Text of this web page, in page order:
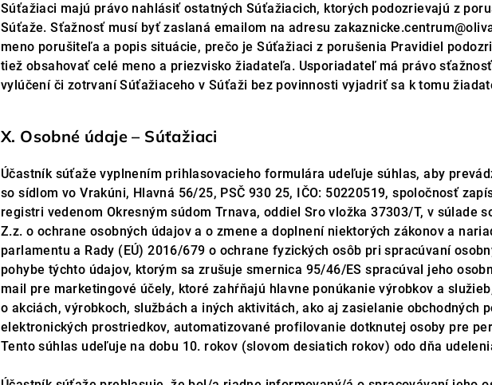
Súťažiaci majú právo nahlásiť ostatných Súťažiacich, ktorých podozrievajú z
Súťaže. Sťažnosť musí byť zaslaná emailom na adresu
meno porušiteľa a popis situácie, prečo je Súťažiaci z porušenia Pravidiel
tiež obsahovať celé meno a priezvisko žiadateľa. Usporiadateľ má právo
vylúčení či zotrvaní Súťažiaceho v Súťaži bez povinnosti vyjadriť sa k tomu
X. Osobné údaje – Súťažiaci
Účastník súťaže vyplnením prihlasovacieho formulára udeľuje súhlas, aby
so sídlom vo Vrakúni, Hlavná 56/25, PSČ 930 25, IČO: 50220519, spoločnosť
registri vedenom Okresným súdom Trnava, oddiel Sro vložka 37303/T, v súlade
Z.z. o ochrane osobných údajov a o zmene a doplnení niektorých zákonov a
parlamentu a Rady (EÚ) 2016/679 o ochrane fyzických osôb pri spracúvaní
pohybe týchto údajov, ktorým sa zrušuje smernica 95/46/ES spracúval jeho
mail pre marketingové účely, ktoré zahŕňajú hlavne ponúkanie výrobkov a
o akciách, výrobkoch, službách a iných aktivitách, ako aj zasielanie obchodných
elektronických prostriedkov, automatizované profilovanie dotknutej osoby pre
Tento súhlas udeľuje na dobu 10. rokov (slovom desiatich rokov) odo dňa